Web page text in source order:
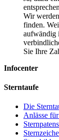
Wir
finden.
aufwändig
Sie Ihre
Infocenter
Sterntaufe
Die
Anlässe